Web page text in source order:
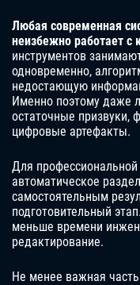
Любая современная
неизбежно работает с
инструментов
одновременно,
недостающую
Именно поэтому даже
остаточные призвуки,
цифровые артефакты.
Для
автоматическое
самостоятельным
подготовительный
меньше времени
редактирование.
Не менее важная